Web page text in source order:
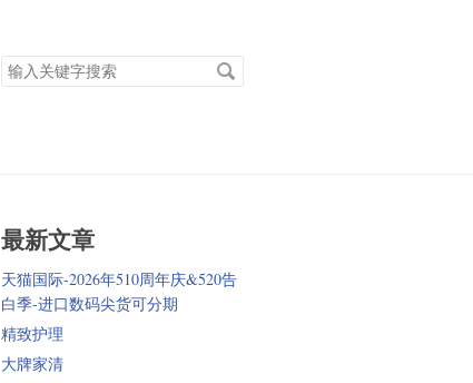
搜
索
最新文章
天猫国际-2026年510周年庆&520告
白季-进口数码尖货可分期
精致护理
大牌家清